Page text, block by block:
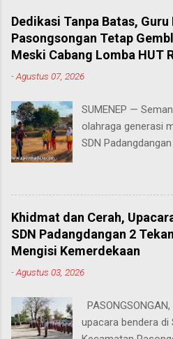
Dedikasi Tanpa Batas, Guru
Pasongsongan Tetap
Meski Cabang Lomba HUT
-Agustus 07, 2026
SUMENEP —
olahraga generasi
SDN
(5/8/2026) Meski
tidak masuk dalam
Hari Ulang Tahun
Indonesia tahun
siswa tetap
Olahraga, dan
melatih anak-anak
yang absen pada
Khidmat dan Cerah,
SDN Padangdangan 2
Mengisi Kemerdekaan
-Agustus 03, 2026
upacara bendera di